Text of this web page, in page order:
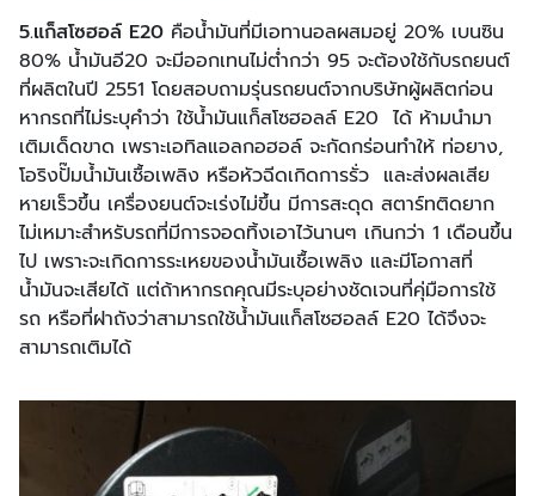
5.แก็สโซฮอล์ E20 คือน้ำมันที่มีเอทานอลผสมอยู่ 20% เบนซิน
80% น้ำมันอี20 จะมีออกเทนไม่ต่ำกว่า 95 จะต้องใช้กับรถยนต์
ที่ผลิตในปี 2551 โดยสอบถามรุ่นรถยนต์จากบริษัทผู้ผลิตก่อน
หากรถที่ไม่ระบุคำว่า ใช้น้ำมันแก็สโซฮอลล์ E20 ได้ ห้ามนำมา
เติมเด็ดขาด เพราะเอทิลแอลกอฮอล์ จะกัดกร่อนทำให้ ท่อยาง,
โอริงปั๊มน้ำมันเชื้อเพลิง หรือหัวฉีดเกิดการรั่ว และส่งผลเสีย
หายเร็วขึ้น เครื่องยนต์จะเร่งไม่ขึ้น มีการสะดุด สตาร์ทติดยาก
ไม่เหมาะสำหรับรถที่มีการจอดทิ้งเอาไว้นานๆ เกินกว่า 1 เดือนขึ้น
ไป เพราะจะเกิดการระเหยของน้ำมันเชื้อเพลิง และมีโอกาสที่
น้ำมันจะเสียได้ แต่ถ้าหากรถคุณมีระบุอย่างชัดเจนที่คุ่มือการใช้
รถ หรือที่ฝาถังว่าสามารถใช้น้ำมันแก็สโซฮอลล์ E20 ได้จึงจะ
สามารถเติมได้